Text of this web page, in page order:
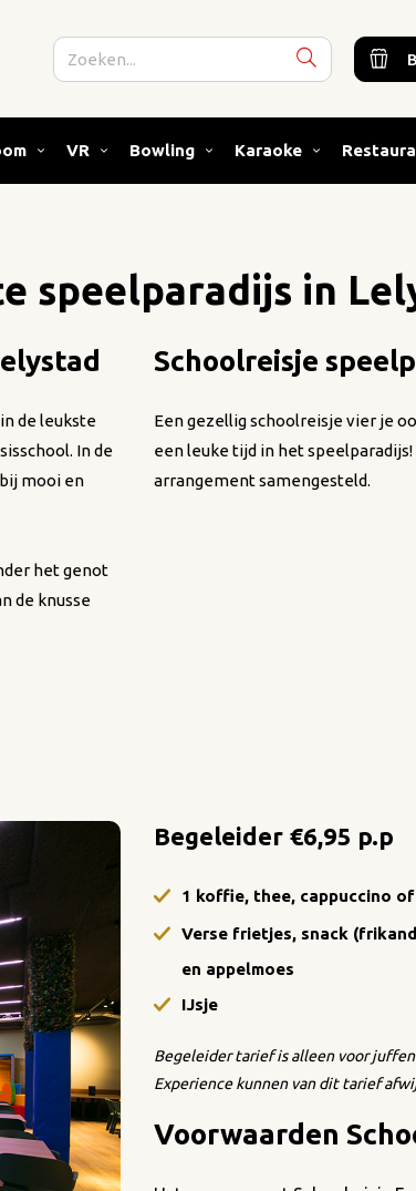
VR Bowling Karaoke
speelparadijs in
de leukste
In de
mooi en
het genot
de knusse
Schoolreisje
Een gezellig schoolreisje vier je
een leuke tijd in het
arrangement samengesteld.
Begeleider €6,95 p.p
1 koffie, thee, cappuccino
Verse frietjes, snack
en appelmoes
IJsje
Begeleider tarief is alleen voor
Experience kunnen van dit tarief
Voorwaarden